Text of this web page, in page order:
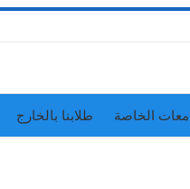
الخاصة طلابنا بالخارج